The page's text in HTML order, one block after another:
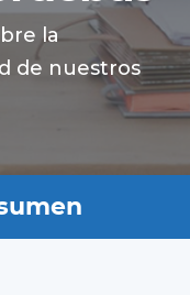
la
de nuestros